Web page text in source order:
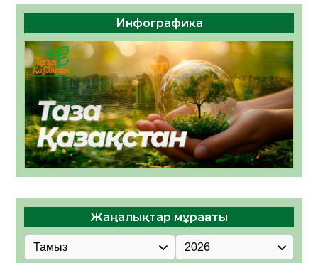
Инфографика
Жаңалықтар мұрағаты